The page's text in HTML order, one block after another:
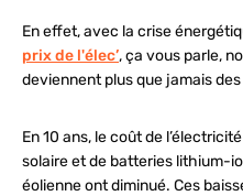
En effet, avec la crise
prix de l'élec’, ça vous parle,
deviennent plus que jamais
En 10 ans, le coût de
solaire et de batteries lithium-
éolienne ont diminué. Ces